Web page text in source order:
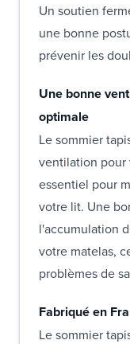
Un soutien
une bonne
prévenir les
Une bonne
optimale
Le sommier
ventilation pour
essentiel pour
votre lit. Une
l'accumulation
votre matelas,
problèmes de
Fabriqué en
Le sommier